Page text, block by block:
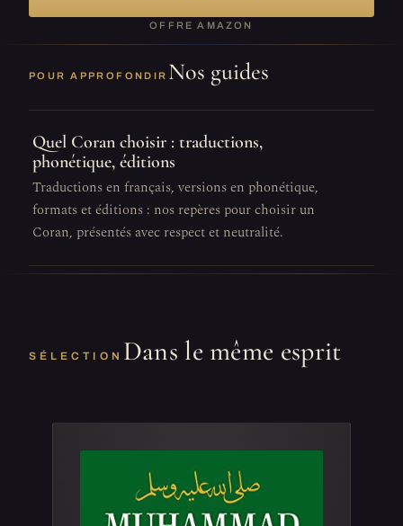
OFFRE AMAZON
POUR APPROFONDIR Nos guides
Quel Coran choisir : traductions,
phonétique, éditions
Traductions en français, versions en phonétique,
formats et éditions : nos repères pour choisir un
Coran, présentés avec respect et neutralité.
SÉLECTION Dans le même esprit